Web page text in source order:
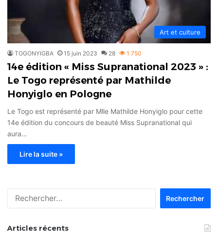
Art et culture
TOGONYIGBA 15 juin 2023 28 1 750
14e édition « Miss Supranational 2023 » :
Le Togo représenté par Mathilde
Honyiglo en Pologne
Le Togo est représenté par Mlle Mathilde Honyiglo pour cette
14e édition du concours de beauté Miss Supranational qui
aura…
Lire la suite »
Articles récents